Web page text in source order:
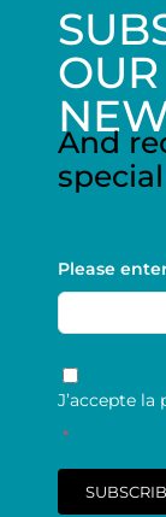
OUR
And
Please
RGPD
J’accepte
*